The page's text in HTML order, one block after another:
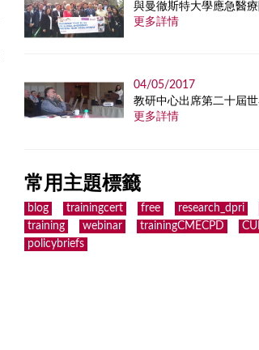
與曼徹斯特大學應急醫
更多詳情
04/05/2017
教研中心出席第二十屆
更多詳情
常用主題標籤
blog trainingcert free research_dpri
training
webinar trainingCMECPD
policybriefs